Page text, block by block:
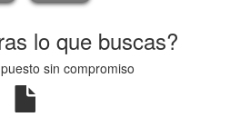
lo que buscas?
sin compromiso